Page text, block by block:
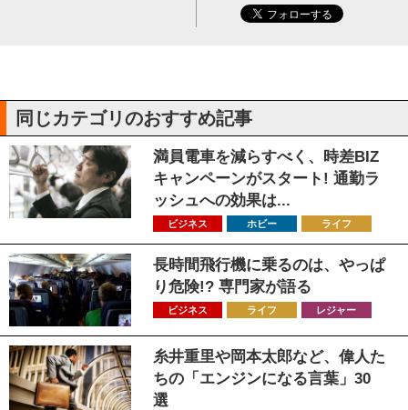
同じカテゴリのおすすめ記事
満員電車を減らすべく、時差BIZ
キャンペーンがスタート! 通勤ラ
ッシュへの効果は...
ビジネス ホビー ライフ
長時間飛行機に乗るのは、やっぱ
り危険!? 専門家が語る
ビジネス ライフ レジャー
糸井重里や岡本太郎など、偉人た
ちの「エンジンになる言葉」30
選